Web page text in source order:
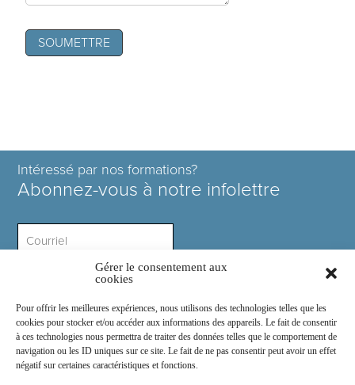
Gérer le consentement aux
cookies
Pour offrir les meilleures expériences, nous utilisons des technologies telles que les
cookies pour stocker et/ou accéder aux informations des appareils. Le fait de consentir
à ces technologies nous permettra de traiter des données telles que le comportement de
navigation ou les ID uniques sur ce site. Le fait de ne pas consentir peut avoir un effet
négatif sur certaines caractéristiques et fonctions.
Intéressé par nos formations?
Abonnez-vous à notre infolettre